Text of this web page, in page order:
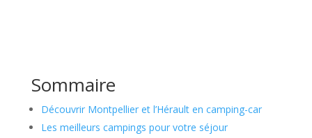
Sommaire
Découvrir Montpellier et l’Hérault en camping-car
Les meilleurs campings pour votre séjour